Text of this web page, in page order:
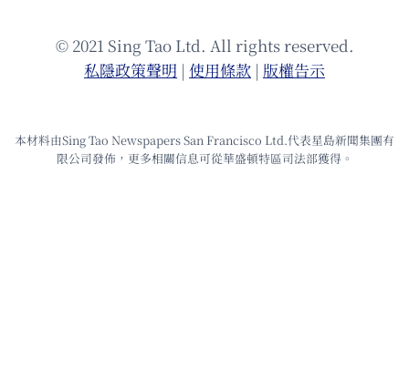
© 2021 Sing Tao Ltd. All rights reserved.
私隱政策聲明 | 使⽤條款 | 版權告⽰
本材料由Sing Tao Newspapers San Francisco Ltd.代表星島新聞集團有
限公司發佈，更多相關信息可從華盛頓特區司法部獲得。